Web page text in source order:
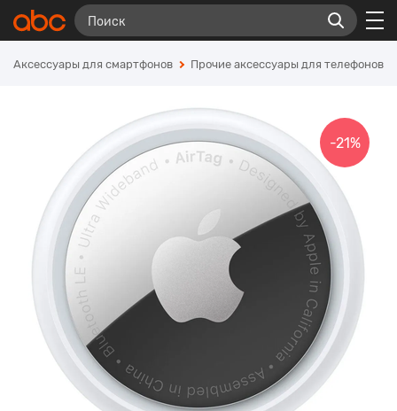
Аксессуары для смартфонов Прочие аксессуары для телефонов
-21%